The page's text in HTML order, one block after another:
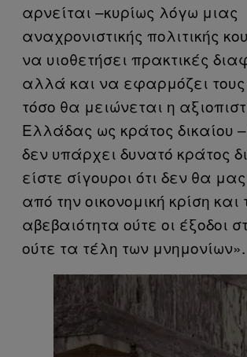
αρνείται –κυρίως λόγω μιας
αναχρονιστικής πολιτικής
να υιοθετήσει πρακτικές
αλλά και να εφαρμόζει
τόσο θα μειώνεται η
Ελλάδας ως κράτος δικαίου
δεν υπάρχει δυνατό κράτος
είστε σίγουροι ότι δεν θα
από την οικονομική κρίση και
αβεβαιότητα ούτε οι έξοδοι
ούτε τα τέλη των μνημονίων».